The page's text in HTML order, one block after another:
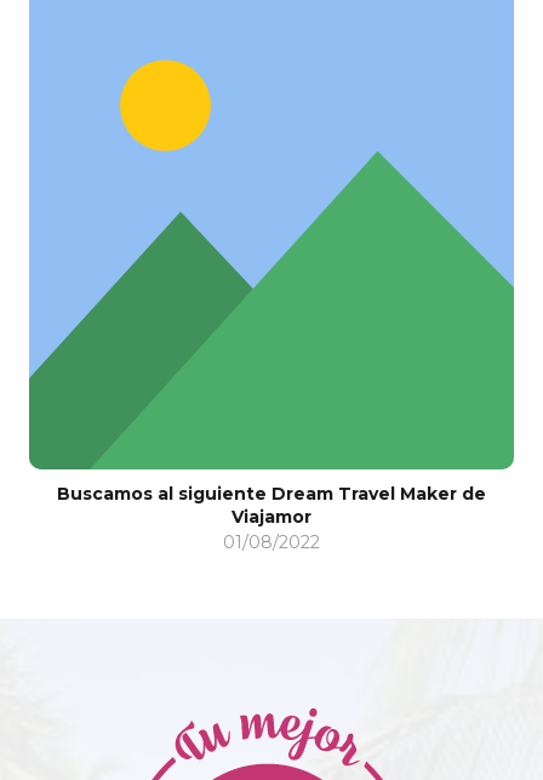
Buscamos al siguiente Dream Travel Maker de
Viajamor
01/08/2022